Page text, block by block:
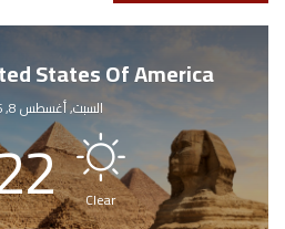
States Of America
السبت, أغسطس 8, 2026
Clear